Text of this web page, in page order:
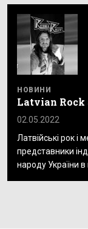
НОВИНИ
Latvian
02.05.2022
Латвійські рок і
представники
народу України в